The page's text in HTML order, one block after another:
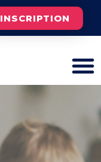
INSCRIPTION